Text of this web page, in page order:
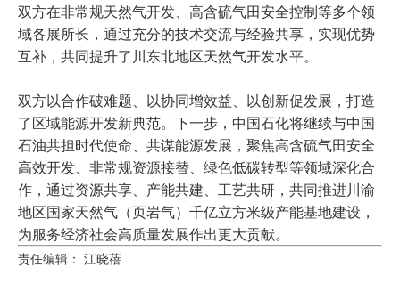
双方在非常规天然气开发、高含硫气田安全控制等多个领
域各展所长，通过充分的技术交流与经验共享，实现优势
互补，共同提升了川东北地区天然气开发水平。
双方以合作破难题、以协同增效益、以创新促发展，打造
了区域能源开发新典范。下一步，中国石化将继续与中国
石油共担时代使命、共谋能源发展，聚焦高含硫气田安全
高效开发、非常规资源接替、绿色低碳转型等领域深化合
作，通过资源共享、产能共建、工艺共研，共同推进川渝
地区国家天然气（页岩气）千亿立方米级产能基地建设，
为服务经济社会高质量发展作出更大贡献。
责任编辑： 江晓蓓